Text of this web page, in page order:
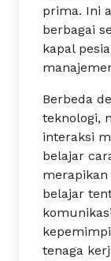
prima. Ini
berbagai
kapal
Berbeda
teknologi,
interaksi
belajar
belajar
tenaga